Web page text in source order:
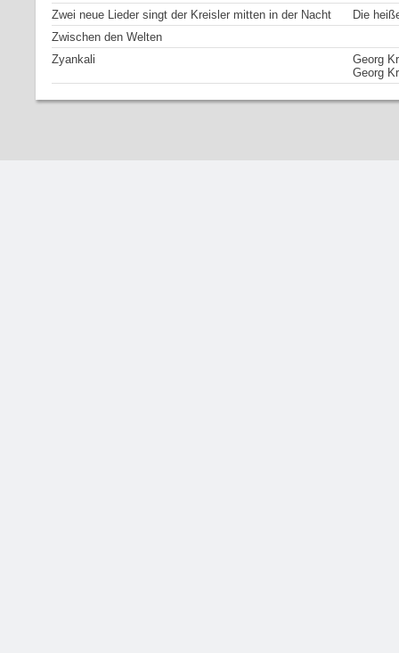
Zwei neue Lieder singt der Kreisler mitten in der Nacht
Die
Zwischen den Welten
Zyankali
Georg
Georg